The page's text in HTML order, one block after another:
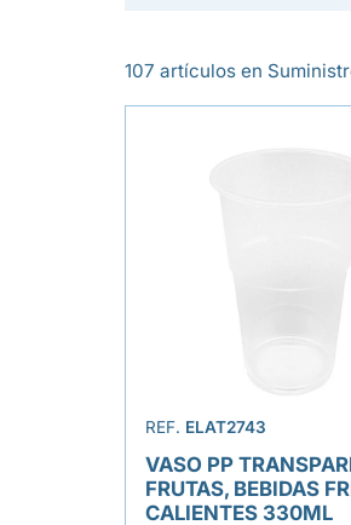
107 artículos en
REF. ELAT2743
VASO PP
FRUTAS, BEBIDAS
CALIENTES 330ML